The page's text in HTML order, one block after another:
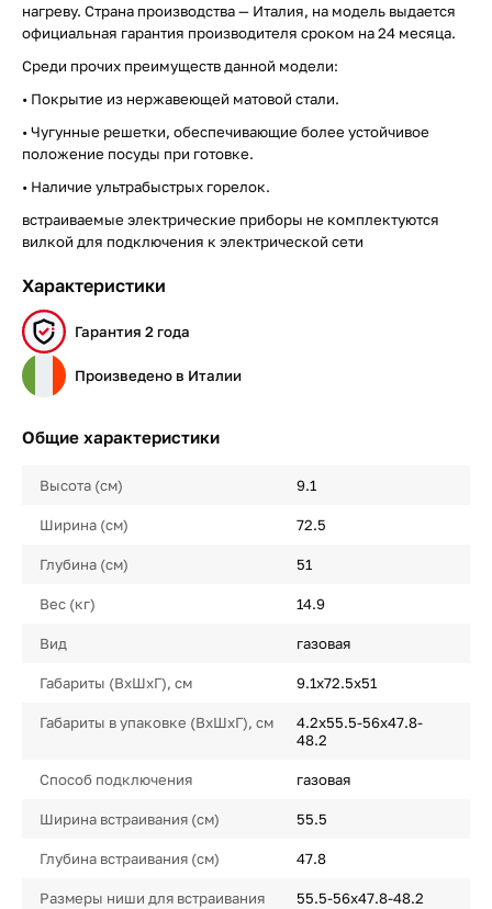
нагреву. Страна производства — Италия, на модель выдается
официальная гарантия производителя сроком на 24 месяца.
Среди прочих преимуществ данной модели:
• Покрытие из нержавеющей матовой стали.
• Чугунные решетки, обеспечивающие более устойчивое
положение посуды при готовке.
• Наличие ультрабыстрых горелок.
встраиваемые электрические приборы не комплектуются
вилкой для подключения к электрической сети
Характеристики
Гарантия 2 года
Произведено в Италии
Общие характеристики
Высота (см) 9.1
Ширина (см) 72.5
Глубина (см) 51
Вес (кг) 14.9
Вид газовая
Габариты (ВхШхГ), см 9.1х72.5х51
Габариты в упаковке (ВхШхГ), см
4.2х55.5-56х47.8-
48.2
Способ подключения газовая
Ширина встраивания (см) 55.5
Глубина встраивания (см) 47.8
Размеры ниши для встраивания
55.5-56х47.8-48.2